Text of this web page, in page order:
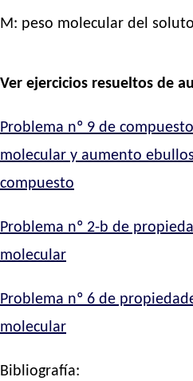
M: peso molecular del
Ver ejercicios resueltos de
Problema nº 9 de
molecular y aumento
compuesto
Problema nº 2-b de
molecular
Problema nº 6 de
molecular
Bibliografía: